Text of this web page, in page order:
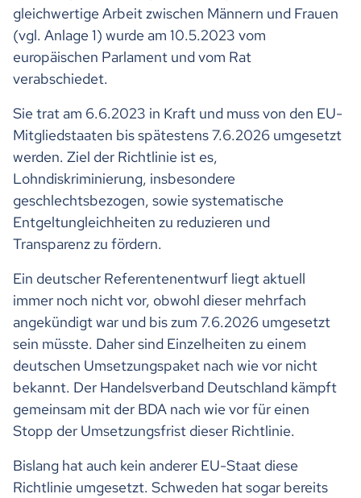
gleichwertige Arbeit zwischen Männern und Frauen
(vgl. Anlage 1) wurde am 10.5.2023 vom
europäischen Parlament und vom Rat
verabschiedet.
Sie trat am 6.6.2023 in Kraft und muss von den EU-
Mitgliedstaaten bis spätestens 7.6.2026 umgesetzt
werden. Ziel der Richtlinie ist es,
Lohndiskriminierung, insbesondere
geschlechtsbezogen, sowie systematische
Entgeltungleichheiten zu reduzieren und
Transparenz zu fördern.
Ein deutscher Referentenentwurf liegt aktuell
immer noch nicht vor, obwohl dieser mehrfach
angekündigt war und bis zum 7.6.2026 umgesetzt
sein müsste. Daher sind Einzelheiten zu einem
deutschen Umsetzungspaket nach wie vor nicht
bekannt. Der Handelsverband Deutschland kämpft
gemeinsam mit der BDA nach wie vor für einen
Stopp der Umsetzungsfrist dieser Richtlinie.
Bislang hat auch kein anderer EU-Staat diese
Richtlinie umgesetzt. Schweden hat sogar bereits